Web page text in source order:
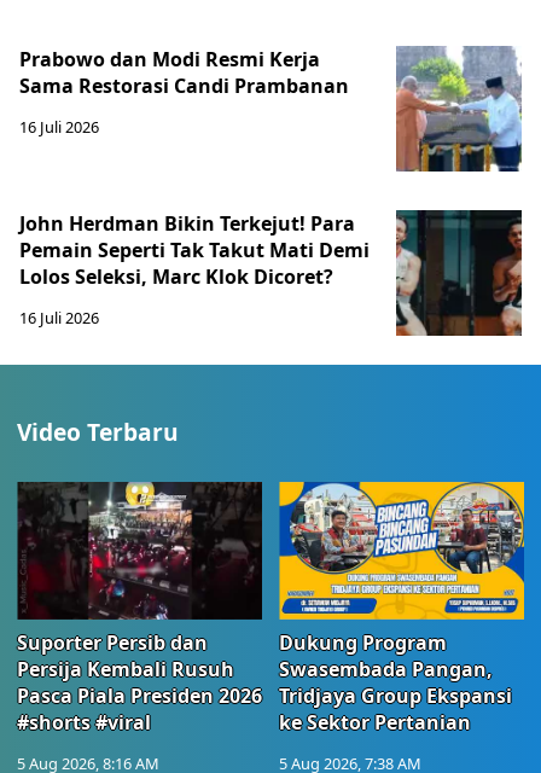
Prabowo dan Modi Resmi Kerja
Sama Restorasi Candi Prambanan
16 Juli 2026
John Herdman Bikin Terkejut! Para
Pemain Seperti Tak Takut Mati Demi
Lolos Seleksi, Marc Klok Dicoret?
16 Juli 2026
Video Terbaru
Suporter Persib dan
Persija Kembali Rusuh
Pasca Piala Presiden 2026
#shorts #viral
5 Aug 2026, 8:16 AM
Dukung Program
Swasembada Pangan,
Tridjaya Group Ekspansi
ke Sektor Pertanian
5 Aug 2026, 7:38 AM